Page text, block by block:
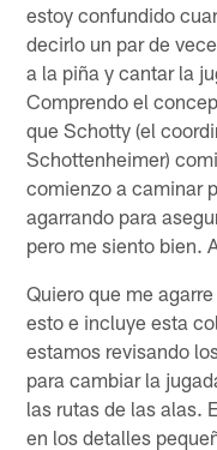
estoy confundido
decirlo un par de
a la piña y cantar la
Comprendo el
que Schotty (el
Schottenheimer)
comienzo a caminar
agarrando para
pero me siento bien.
Quiero que me
esto e incluye esta
estamos revisando
para cambiar la
las rutas de las alas.
en los detalles